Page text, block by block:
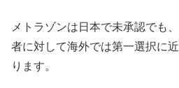
メトラゾンは日本で未承認でも
者に対して海外では第一選択に
ります。